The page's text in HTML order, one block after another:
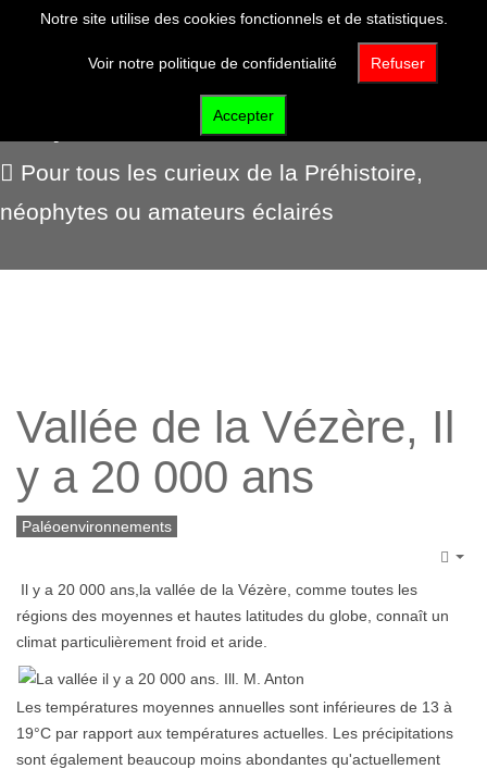
Expositions virtuelles
Pour tous les curieux de la Préhistoire,
néophytes ou amateurs éclairés
Vallée de la Vézère, Il
y a 20 000 ans
Paléoenvironnements
Il y a 20 000 ans,la vallée de la Vézère, comme toutes les
régions des moyennes et hautes latitudes du globe, connaît un
climat particulièrement froid et aride.
Les températures moyennes annuelles sont inférieures de 13 à
19°C par rapport aux températures actuelles. Les précipitations
sont également beaucoup moins abondantes qu'actuellement
Notre site utilise des cookies fonctionnels et de statistiques.
Voir notre politique de confidentialité Refuser
Accepter